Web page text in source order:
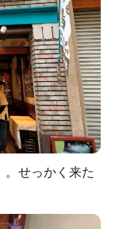
。せっかく来た